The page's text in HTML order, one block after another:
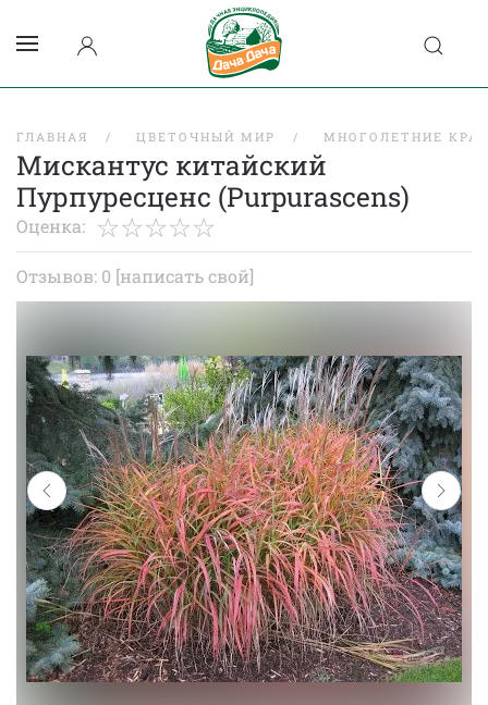
ГЛАВНАЯ ЦВЕТОЧНЫЙ МИР МНОГОЛЕТНИЕ
Мискантус китайский
Пурпуресценс (Рurpurascens)
Оценка:
Отзывов: 0 [написать свой]